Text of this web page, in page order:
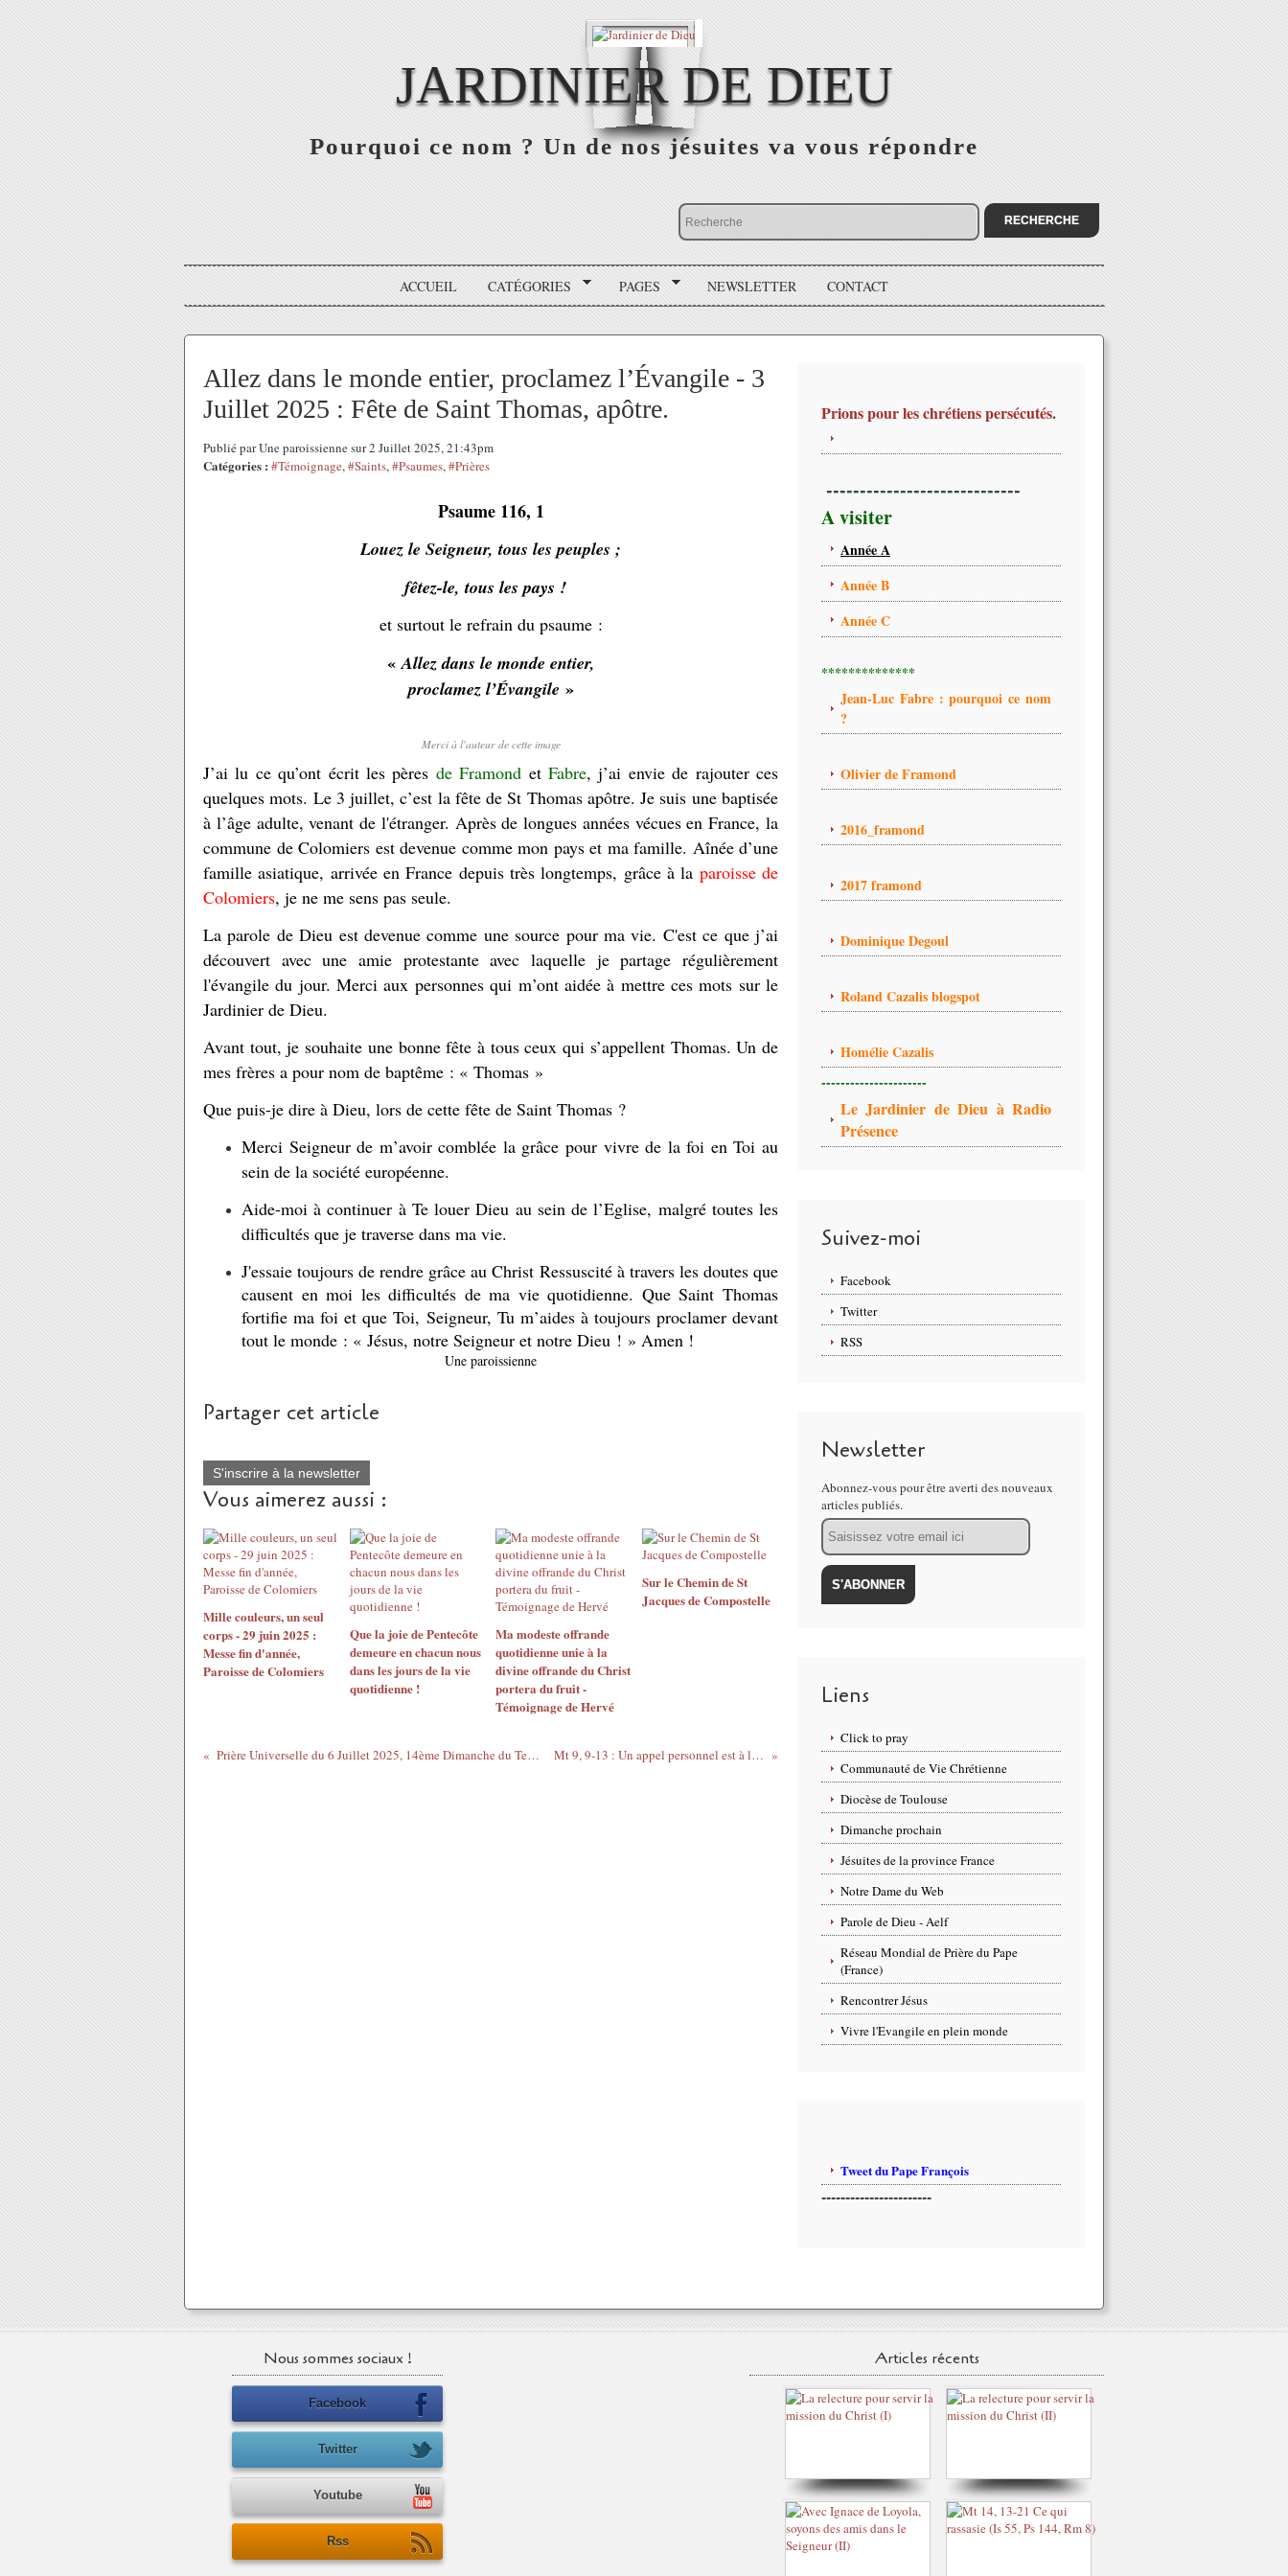
JARDINIER DE DIEU
Pourquoi ce nom ? Un de nos jésuites va vous répondre
ACCUEIL CATÉGORIES PAGES NEWSLETTER CONTACT
Allez dans le monde entier, proclamez l’Évangile - 3
Juillet 2025 : Fête de Saint Thomas, apôtre.
Publié par Une paroissienne sur 2 Juillet 2025, 21:43pm
Catégories : #Témoignage,#Saints,#Psaumes,#Prières
Psaume 116, 1
Louez le Seigneur, tous les peuples ;
fêtez-le, tous les pays !
et surtout le refrain du psaume :
«Allez dans le monde entier,
proclamez l’Évangile »
Merci à l'auteur de cette image
J’ai lu ce qu’ont écrit les pères de Framond etFabre, j’ai envie de rajouter ces
quelques mots. Le 3 juillet, c’est la fête de St Thomas apôtre. Je suis une baptisée
à l’âge adulte, venant de l'étranger. Après de longues années vécues en France, la
commune de Colomiers est devenue comme mon pays et ma famille. Aînée d’une
famille asiatique, arrivée en France depuis très longtemps, grâce à la paroisse de
Colomiers, je ne me sens pas seule.
La parole de Dieu est devenue comme une source pour ma vie. C'est ce que j’ai
découvert avec une amie protestante avec laquelle je partage régulièrement
l'évangile du jour. Merci aux personnes qui m’ont aidée à mettre ces mots sur le
Jardinier de Dieu.
Avant tout, je souhaite une bonne fête à tous ceux qui s’appellent Thomas. Un de
mes frères a pour nom de baptême : « Thomas »
Que puis-je dire à Dieu, lors de cette fête de Saint Thomas ?
Merci Seigneur de m’avoir comblée la grâce pour vivre de la foi en Toi au
sein de la société européenne.
Aide-moi à continuer à Te louer Dieu au sein de l’Eglise, malgré toutes les
difficultés que je traverse dans ma vie.
J'essaie toujours de rendre grâce au Christ Ressuscité à travers les doutes que
causent en moi les difficultés de ma vie quotidienne. Que Saint Thomas
fortifie ma foi et que Toi, Seigneur, Tu m’aides à toujours proclamer devant
tout le monde : « Jésus, notre Seigneur et notre Dieu ! » Amen !
Une paroissienne
Partager cet article
S'inscrire à la newsletter
Vous aimerez aussi :
Mille couleurs, un seul
corps - 29 juin 2025 :
Messe fin d'année,
Paroisse de Colomiers
Que la joie de Pentecôte
demeure en chacun nous
dans les jours de la vie
quotidienne !
Ma modeste offrande
quotidienne unie à la
divine offrande du Christ
portera du fruit -
Témoignage de Hervé
Sur le Chemin de St
Jacques de Compostelle
Prière Universelle du 6 Juillet 2025, 14ème Dimanche du Temps ordinaire, année C - Paroisse Colomiers, Diocèse de Toulouse Mt 9, 9-13 : Un appel personnel est à la fois pour son propre bien et le bien de tous
Prions pour les chrétiens persécutés.
-----------------------------
A visiter
Année A
Année B
Année C
**************
Jean-Luc Fabre : pourquoi ce nom
?
Olivier de Framond
2016_framond
2017 framond
Dominique Degoul
Roland Cazalis blogspot
Homélie Cazalis
----------------------
Le Jardinier de Dieu à Radio
Présence
Suivez-moi
Facebook
Twitter
RSS
Newsletter
Abonnez-vous pour être averti des nouveaux
articles publiés.
Email
Liens
Click to pray
Communauté de Vie Chrétienne
Diocèse de Toulouse
Dimanche prochain
Jésuites de la province France
Notre Dame du Web
Parole de Dieu - Aelf
Réseau Mondial de Prière du Pape
(France)
Rencontrer Jésus
Vivre l'Evangile en plein monde
Tweet du Pape François
-----------------------
Nous sommes sociaux !
Facebook
Twitter
Youtube
Rss
Articles récents